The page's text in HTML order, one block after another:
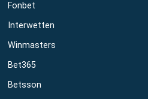
Fonbet
Interwetten
Winmasters
Bet365
Betsson